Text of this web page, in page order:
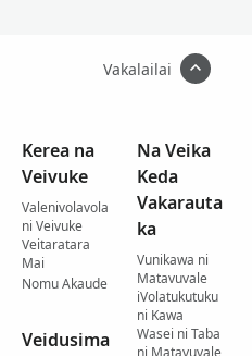
Vakalailai
Kerea na
Veivuke
Valenivolavola
ni Veivuke
Veitaratara
Mai
Nomu Akaude
Veidusima
Na Veika
Keda
Vakarauta
ka
Vunikawa ni
Matavuvale
iVolatukutuku
ni Kawa
Wasei ni Taba